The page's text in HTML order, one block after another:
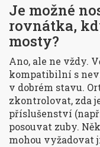
Je možné
rovnátka,
mosty?
Ano, ale ne vždy.
kompatibilní s
v dobrém stavu.
zkontrolovat, zda
příslušenství
posouvat zuby.
mohou vyžadovat